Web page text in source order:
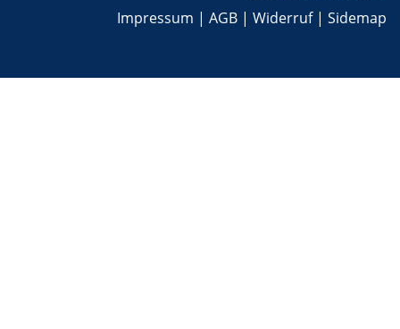
Impressum | AGB | Widerruf| Sidemap